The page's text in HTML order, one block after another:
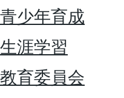
青少年育成
生涯学習
教育委員会